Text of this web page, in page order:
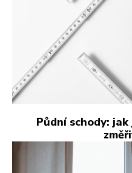
Půdní schody: